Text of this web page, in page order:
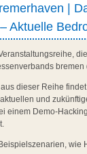
|
Aktuelle
dieser Reihe
und
einem Demo-
wie